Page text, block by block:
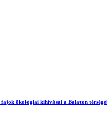
ökológiai kihívásai a Balaton